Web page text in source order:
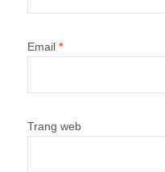
Email *
Trang web